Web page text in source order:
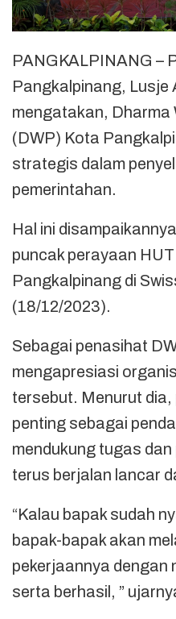
PANGKALPINANG –
Pangkalpinang, Lusje
mengatakan, Dharma
(DWP) Kota
strategis dalam
pemerintahan.
Hal ini
puncak perayaan
Pangkalpinang di
(18/12/2023).
Sebagai penasihat
mengapresiasi
tersebut. Menurut dia,
penting sebagai
mendukung tugas
terus berjalan lancar
“Kalau bapak sudah
bapak-bapak akan
pekerjaannya dengan
serta berhasil, ”